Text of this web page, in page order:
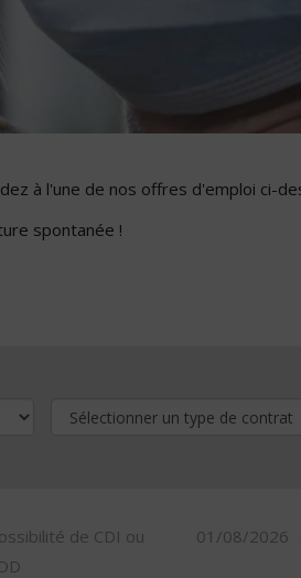
à l'une de nos offres d'emploi ci-
spontanée !
de CDI ou
01/08/2026